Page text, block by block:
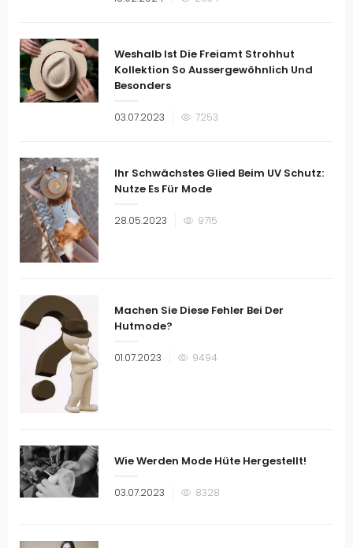
Weshalb Ist Die Freiamt Strohhut
Kollektion So Aussergewöhnlich Und
Besonders
Veröffentlicht
03.07.2023 7253
Ihr Schwächstes Glied Beim UV Schutz:
Nutze Es Für Mode
Veröffentlicht
28.05.2023 9715
Machen Sie Diese Fehler Bei Der
Hutmode?
Veröffentlicht
01.07.2023 9494
Wie Werden Mode Hüte Hergestellt!
Veröffentlicht
03.07.2023 8328